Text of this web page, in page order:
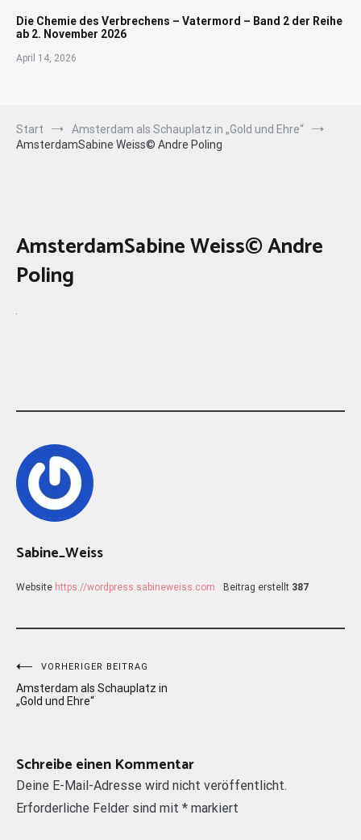
Die Chemie des Verbrechens – Vatermord – Band 2 der Reihe
ab 2. November 2026
April 14, 2026
Start
Amsterdam als Schauplatz in „Gold und Ehre“
AmsterdamSabine Weiss© Andre Poling
AmsterdamSabine Weiss© Andre
Poling
Sabine_Weiss
Website https://wordpress.sabineweiss.com Beitrag erstellt 387
Beitragsnavigation
VORHERIGER BEITRAG
Amsterdam als Schauplatz in
„Gold und Ehre“
Schreibe einen Kommentar
Deine E-Mail-Adresse wird nicht veröffentlicht.
Erforderliche Felder sind mit * markiert